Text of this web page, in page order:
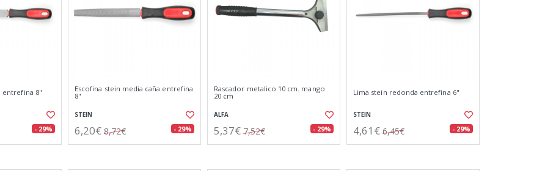
entrefina 8"
- 29%
Escofina stein media caña entrefina
8"
STEIN
6,20€ 8,72€ - 29%
Rascador metalico 10 cm. mango
20 cm
ALFA
5,37€ 7,52€ - 29%
Lima stein redonda entrefina 6"
STEIN
4,61€ 6,45€ - 29%